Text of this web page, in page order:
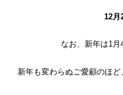
12月
なお、新年は1月
新年も変わらぬご愛顧のほど